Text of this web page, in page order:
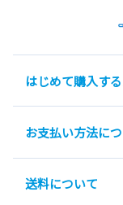
はじめて購入す
お支払い方法に
送料について